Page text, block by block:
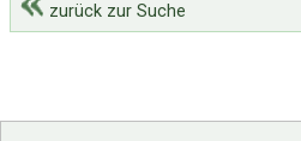
zurück zur Suche